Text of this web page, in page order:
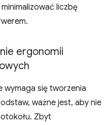
liczbę
ergonomii
się tworzenia
ważne jest, aby nie
Zbyt